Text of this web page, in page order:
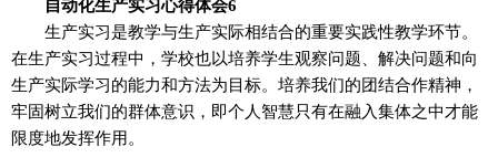
自动化生产实习心得体会6
生产实习是教学与生产实际相结合的重要实践性教学环节。
在生产实习过程中，学校也以培养学生观察问题、解决问题和向
生产实际学习的能力和方法为目标。培养我们的团结合作精神，
牢固树立我们的群体意识，即个人智慧只有在融入集体之中才能
限度地发挥作用。